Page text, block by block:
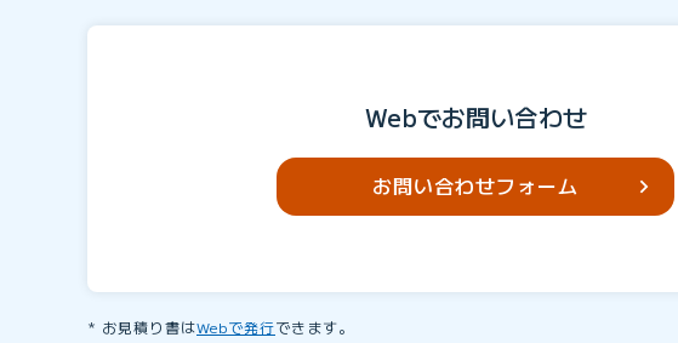
Webでお問い合わせ
お問い合わせフォーム
お見積り書はWebで発行できます。